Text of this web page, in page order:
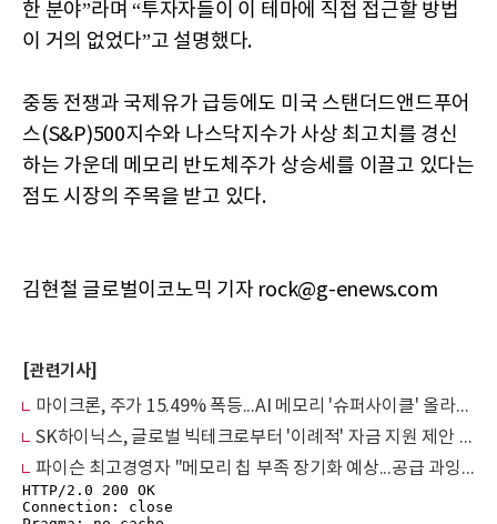
한 분야”라며 “투자자들이 이 테마에 직접 접근할 방법
이 거의 없었다”고 설명했다.
중동 전쟁과 국제유가 급등에도 미국 스탠더드앤드푸어
스(S&P)500지수와 나스닥지수가 사상 최고치를 경신
하는 가운데 메모리 반도체주가 상승세를 이끌고 있다는
점도 시장의 주목을 받고 있다.
김현철 글로벌이코노믹 기자 rock@g-enews.com
[관련기사]
마이크론, 주가 15.49% 폭등...AI 메모리 '슈퍼사이클' 올라탔다
SK하이닉스, 글로벌 빅테크로부터 '이례적' 자금 지원 제안 받아… AI 메모리 반도체 품귀 심화
파이슨 최고경영자 "메모리 칩 부족 장기화 예상...공급 과잉 위험 낮아"